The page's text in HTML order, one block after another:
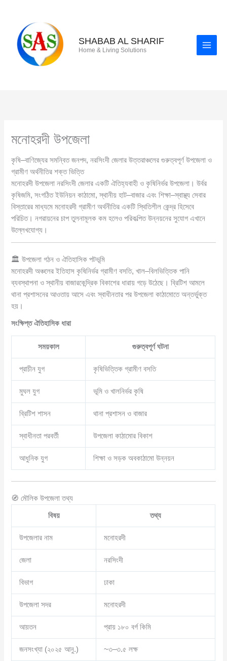
content
SHABAB AL SHARIF
Home & Living Solutions
মনোহরদী উপজেলা
কৃষি–বাণিজ্যের সমন্বিত জনপদ, নরসিংদী জেলার উত্তরাঞ্চলের গুরুত্বপূর্ণ উপজেলা ও
গ্রামীণ অর্থনীতির শক্ত ভিত্তি
মনোহরদী উপজেলা নরসিংদী জেলার একটি ঐতিহ্যবাহী ও কৃষিনির্ভর উপজেলা। উর্বর
কৃষিজমি, সংগঠিত ইউনিয়ন কাঠামো, স্থানীয় হাট–বাজার এবং শিক্ষা–স্বাস্থ্য সেবার
বিস্তারের মাধ্যমে মনোহরদী গ্রামীণ অর্থনীতির একটি স্থিতিশীল কেন্দ্র হিসেবে
পরিচিত। নগরায়নের চাপ তুলনামূলক কম হলেও পরিকল্পিত উন্নয়নের সুযোগ এখানে
উল্লেখযোগ্য।
🏛️ উপজেলা গঠন ও ঐতিহাসিক পটভূমি
মনোহরদী অঞ্চলের ইতিহাস কৃষিনির্ভর গ্রামীণ বসতি, খাল–বিলভিত্তিক পানি
ব্যবস্থাপনা ও স্থানীয় বাজারকেন্দ্রিক বিকাশের ধারায় গড়ে উঠেছে। ব্রিটিশ আমলে
থানা প্রশাসনের আওতায় আসে এবং স্বাধীনতার পর উপজেলা কাঠামোতে অন্তর্ভুক্ত
হয়।
সংক্ষিপ্ত ঐতিহাসিক ধারা
সময়কাল গুরুত্বপূর্ণ ঘটনা
প্রাচীন যুগ কৃষিভিত্তিক গ্রামীণ বসতি
মুঘল যুগ ভূমি ও খালনির্ভর কৃষি
ব্রিটিশ শাসন থানা প্রশাসন ও বাজার
স্বাধীনতা পরবর্তী উপজেলা কাঠামোর বিকাশ
আধুনিক যুগ শিক্ষা ও সড়ক অবকাঠামো উন্নয়ন
🧭 মৌলিক উপজেলা তথ্য
বিষয় তথ্য
উপজেলার নাম মনোহরদী
জেলা নরসিংদী
বিভাগ ঢাকা
উপজেলা সদর মনোহরদী
আয়তন প্রায় ১৮০ বর্গ কিমি
জনসংখ্যা (২০২৫ আনু.) ~৩–৩.৫ লক্ষ